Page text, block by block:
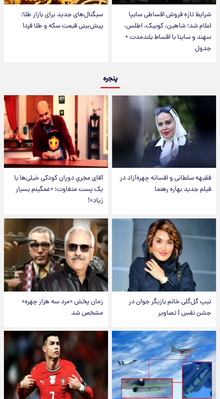
شرایط تازه فروش اقساطی سایپا
اعلام شد؛ شاهین، کوییک، اطلس،
سهند و ساینا با اقساط بلندمدت +
جدول
سیگنال‌های جدید برای بازار طلا؛
پیش‌بینی قیمت سکه و طلا فردا
پنجره
فقیهه سلطانی و افسانه چهره‌آزاد در
فیلم جدید بهاره رهنما
آقای مجریِ دوران کودکی خیلی‌ها با
یک پست متفاوت؛ «غمگینم بسیار
زیاد»!
تیپ گل‌گلی خانم بازیگر جوان در
جشن نفس | تصاویر
زمان پخش «مرد سه هزار چهره»
مشخص شد